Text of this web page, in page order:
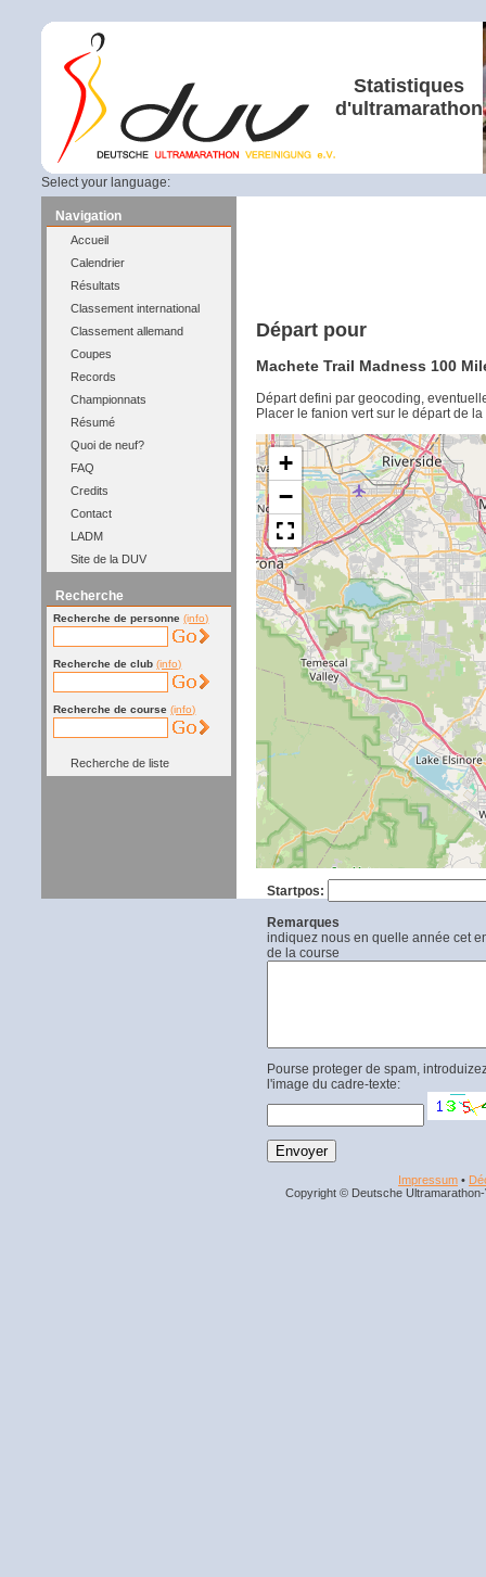
Statistiques
d'ultramarathon
Select your language:
Navigation
Accueil
Calendrier
Résultats
Classement international
Classement allemand
Coupes
Records
Championnats
Résumé
Quoi de neuf?
FAQ
Credits
Contact
LADM
Site de la DUV
Recherche
Recherche de personne (info)
Recherche de club (info)
Recherche de course (info)
Recherche de liste
Départ pour
Machete Trail Madness 100
Départ defini par geocoding,
Placer le fanion vert sur le départ de
+
−
Startpos:
Remarques
indiquez nous en quelle année cet
de la course
Pourse proteger de spam,
l'image du cadre-texte:
Impressum •
Copyright © Deutsche